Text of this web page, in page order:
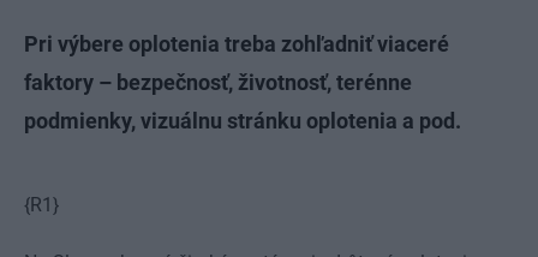
Pri výbere oplotenia treba zohľadniť viaceré
faktory – bezpečnosť, životnosť, terénne
podmienky, vizuálnu stránku oplotenia a pod.
{R1}